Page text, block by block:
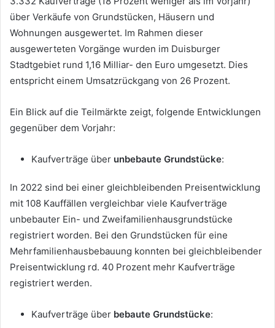
über Verkäufe von Grundstücken, Häusern und
Wohnungen ausgewertet. Im Rahmen dieser
ausgewerteten Vorgänge wurden im Duisburger
Stadtgebiet rund 1,16 Milliar- den Euro umgesetzt. Dies
entspricht einem Umsatzrückgang von 26 Prozent.
Ein Blick auf die Teilmärkte zeigt, folgende Entwicklungen
gegenüber dem Vorjahr:
Kaufverträge über unbebaute Grundstücke:
In 2022 sind bei einer gleichbleibenden Preisentwicklung
mit 108 Kauffällen vergleichbar viele Kaufverträge
unbebauter Ein- und Zweifamilienhausgrundstücke
registriert worden. Bei den Grundstücken für eine
Mehrfamilienhausbebauung konnten bei gleichbleibender
Preisentwicklung rd. 40 Prozent mehr Kaufverträge
registriert werden.
Kaufverträge über bebaute Grundstücke: